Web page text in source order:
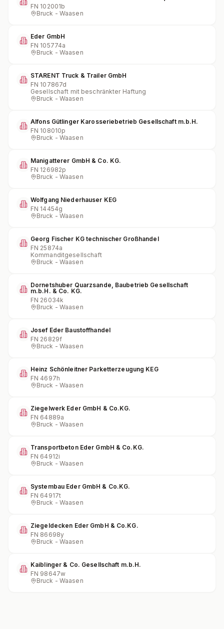
FN 102001b
Bruck - Waasen
Eder GmbH
FN 105774a
Bruck - Waasen
STARENT Truck & Trailer GmbH
FN 107867d
Gesellschaft mit beschränkter Haftung
Bruck - Waasen
Alfons Gütlinger Karosseriebetrieb Gesellschaft m.b.H.
FN 108010p
Bruck - Waasen
Manigatterer GmbH & Co. KG.
FN 126982p
Bruck - Waasen
Wolfgang Niederhauser KEG
FN 14454g
Bruck - Waasen
Georg Fischer KG technischer Großhandel
FN 25874a
Kommanditgesellschaft
Bruck - Waasen
Dornetshuber Quarzsande, Baubetrieb Gesellschaft
m.b.H. & Co. KG.
FN 26034k
Bruck - Waasen
Josef Eder Baustoffhandel
FN 26829f
Bruck - Waasen
Heinz Schönleitner Parketterzeugung KEG
FN 4697h
Bruck - Waasen
Ziegelwerk Eder GmbH & Co.KG.
FN 64889a
Bruck - Waasen
Transportbeton Eder GmbH & Co.KG.
FN 64912i
Bruck - Waasen
Systembau Eder GmbH & Co.KG.
FN 64917t
Bruck - Waasen
Ziegeldecken Eder GmbH & Co.KG.
FN 86698y
Bruck - Waasen
Kaiblinger & Co. Gesellschaft m.b.H.
FN 98647w
Bruck - Waasen